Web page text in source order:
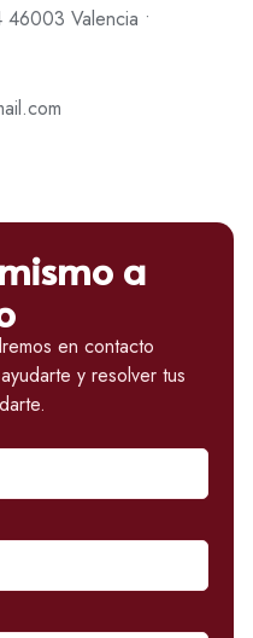
Valencia •
a
en contacto
y resolver tus